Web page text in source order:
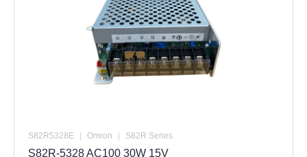
S82R5328E Omron S82R Series
S82R-5328 AC100 30W 15V